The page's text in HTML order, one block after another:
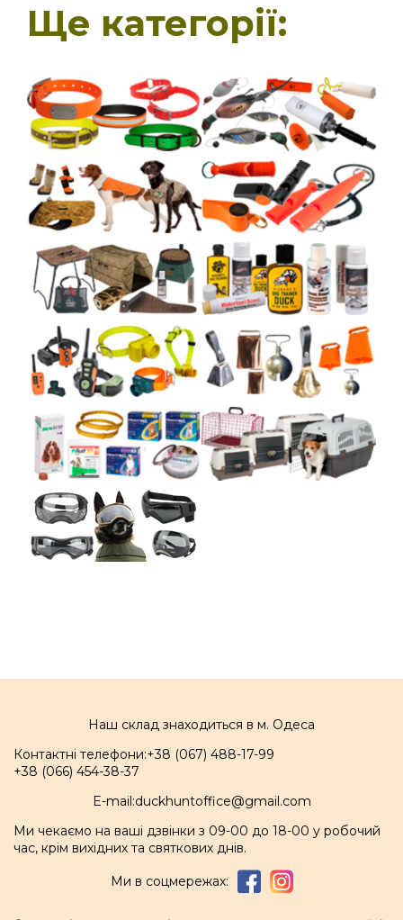
Ще категорії:
Наш склад знаходиться в м. Одеса
Контактні телефони:+38 (067) 488-17-99
+38 (066) 454-38-37
E-mail:duckhuntoffice@gmail.com
Ми чекаємо на ваші дзвінки з 09-00 до 18-00 у робочий
час, крім вихідних та святкових днів.
Ми в соцмережах: